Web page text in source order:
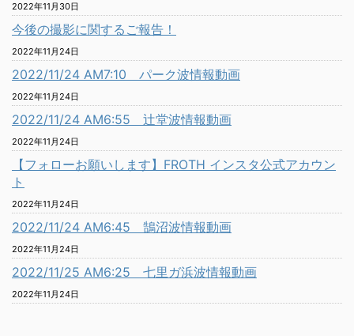
2022年11月30日
今後の撮影に関するご報告！
2022年11月24日
2022/11/24 AM7:10 パーク波情報動画
2022年11月24日
2022/11/24 AM6:55 辻堂波情報動画
2022年11月24日
【フォローお願いします】FROTH インスタ公式アカウン
ト
2022年11月24日
2022/11/24 AM6:45 鵠沼波情報動画
2022年11月24日
2022/11/25 AM6:25 七里ガ浜波情報動画
2022年11月24日